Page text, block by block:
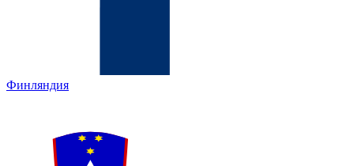
Финляндия